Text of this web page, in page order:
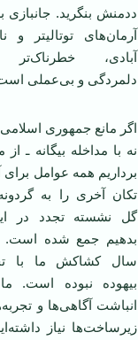
ددمنش بنگرید. جانبازی
آرمان‌های توتالیتر و
آبادی، خطرناک‌تر
دلمردگی و بی‌عملی
اگر مانع جمهوری اسلامی‌
نه با مداخله بیگانه ـ از
برداریم همه عوامل برای
تکان آخری را به
گل نشسته تجدد در
بدهیم جمع شده
سال کشاکش ما با
بیهوده نبوده است.
انباشت آگاهی‌ها و
زیرساخت‌ها نیاز